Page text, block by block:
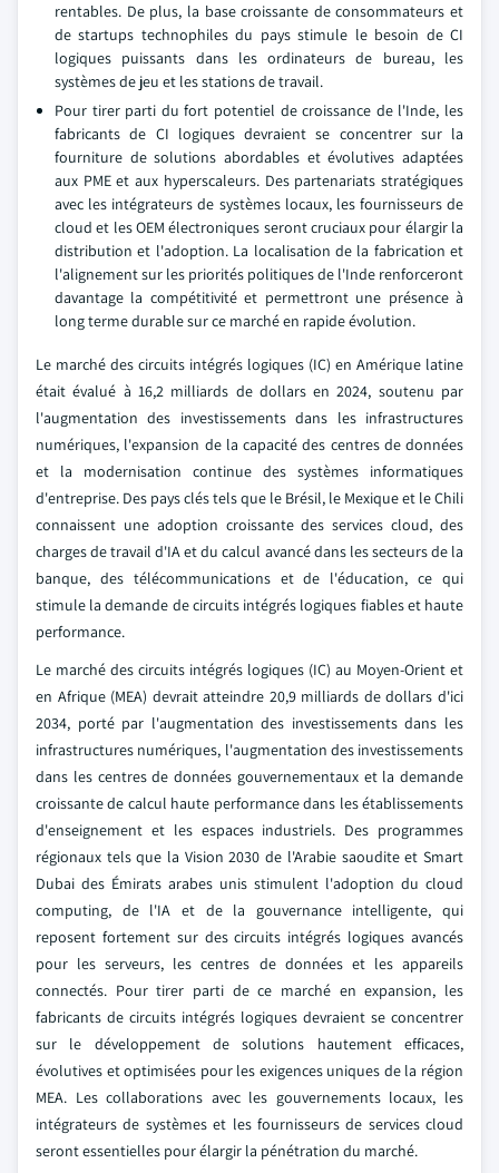
rentables. De plus, la base croissante de consommateurs et
de startups technophiles du pays stimule le besoin de CI
logiques puissants dans les ordinateurs de bureau, les
systèmes de jeu et les stations de travail.
Pour tirer parti du fort potentiel de croissance de l'Inde, les
fabricants de CI logiques devraient se concentrer sur la
fourniture de solutions abordables et évolutives adaptées
aux PME et aux hyperscaleurs. Des partenariats stratégiques
avec les intégrateurs de systèmes locaux, les fournisseurs de
cloud et les OEM électroniques seront cruciaux pour élargir la
distribution et l'adoption. La localisation de la fabrication et
l'alignement sur les priorités politiques de l'Inde renforceront
davantage la compétitivité et permettront une présence à
long terme durable sur ce marché en rapide évolution.
Le marché des circuits intégrés logiques (IC) en Amérique latine
était évalué à 16,2 milliards de dollars en 2024, soutenu par
l'augmentation des investissements dans les infrastructures
numériques, l'expansion de la capacité des centres de données
et la modernisation continue des systèmes informatiques
d'entreprise. Des pays clés tels que le Brésil, le Mexique et le Chili
connaissent une adoption croissante des services cloud, des
charges de travail d'IA et du calcul avancé dans les secteurs de la
banque, des télécommunications et de l'éducation, ce qui
stimule la demande de circuits intégrés logiques fiables et haute
performance.
Le marché des circuits intégrés logiques (IC) au Moyen-Orient et
en Afrique (MEA) devrait atteindre 20,9 milliards de dollars d'ici
2034, porté par l'augmentation des investissements dans les
infrastructures numériques, l'augmentation des investissements
dans les centres de données gouvernementaux et la demande
croissante de calcul haute performance dans les établissements
d'enseignement et les espaces industriels. Des programmes
régionaux tels que la Vision 2030 de l'Arabie saoudite et Smart
Dubai des Émirats arabes unis stimulent l'adoption du cloud
computing, de l'IA et de la gouvernance intelligente, qui
reposent fortement sur des circuits intégrés logiques avancés
pour les serveurs, les centres de données et les appareils
connectés. Pour tirer parti de ce marché en expansion, les
fabricants de circuits intégrés logiques devraient se concentrer
sur le développement de solutions hautement efficaces,
évolutives et optimisées pour les exigences uniques de la région
MEA. Les collaborations avec les gouvernements locaux, les
intégrateurs de systèmes et les fournisseurs de services cloud
seront essentielles pour élargir la pénétration du marché.